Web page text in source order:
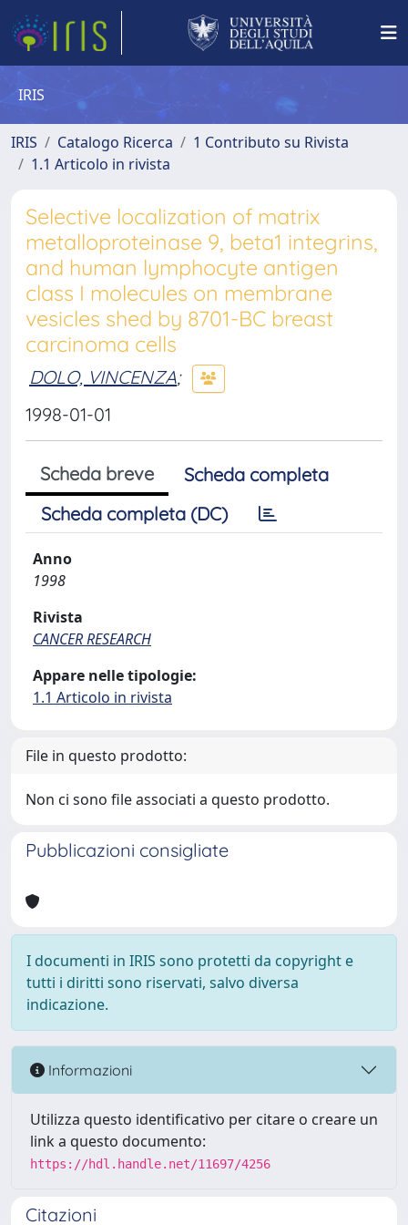
IRIS
IRIS Catalogo Ricerca
1 Contributo su Rivista
1.1 Articolo in rivista
Selective localization of matrix
metalloproteinase 9, beta1 integrins,
and human lymphocyte antigen
class I molecules on membrane
vesicles shed by 8701-BC breast
carcinoma cells
DOLO, VINCENZA;
1998-01-01
Scheda breve
Scheda completa
Scheda completa (DC)
Anno
1998
Rivista
CANCER RESEARCH
Appare nelle tipologie:
1.1 Articolo in rivista
File in questo prodotto:
Non ci sono file associati a questo prodotto.
Pubblicazioni consigliate
I documenti in IRIS sono protetti da copyright e
tutti i diritti sono riservati, salvo diversa
indicazione.
Informazioni
Utilizza questo identificativo per citare o creare un
link a questo documento:
https://hdl.handle.net/11697/4256
Citazioni